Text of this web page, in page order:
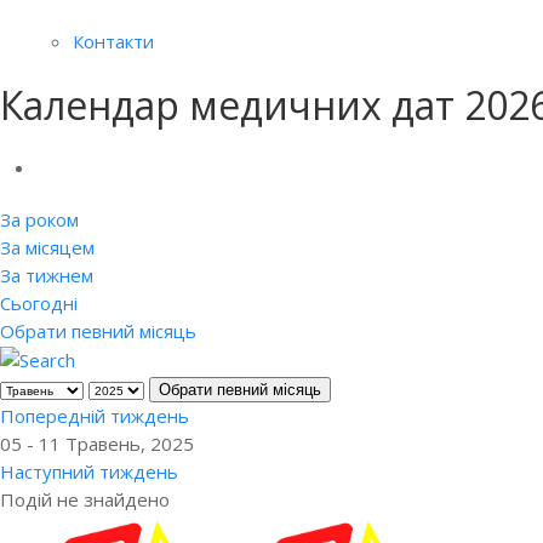
Контакти
Календар медичних дат
За роком
За місяцем
За тижнем
Сьогодні
Обрати певний місяць
Обрати певний місяць
Попередній тиждень
05 - 11 Травень, 2025
Наступний тиждень
Подій не знайдено